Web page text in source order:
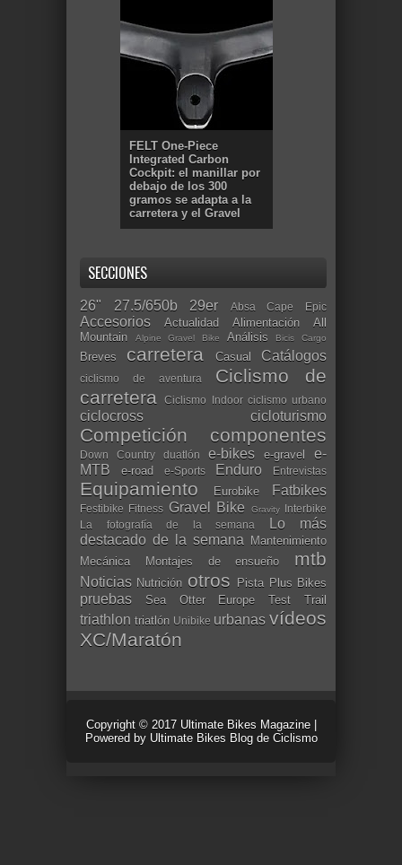
FELT One-Piece
Integrated Carbon
Cockpit: el manillar por
debajo de los 300
gramos se adapta a la
carretera y el Gravel
SECCIONES
26" 27.5/650b 29er Absa Cape Epic
Accesorios Actualidad Alimentación
All
Mountain
Alpine Gravel Bike Análisis Bicis Cargo
Breves carretera Casual Catálogos
ciclismo de aventura
Ciclismo de
carretera
Ciclismo Indoor ciclismo urbano
ciclocross cicloturismo
Competición componentes
Down Country duatlón e-bikes e-gravel
e-
MTB
e-road e-Sports Enduro Entrevistas
Equipamiento Eurobike Fatbikes
Festibike Fitness Gravel Bike Gravity
Interbike
La fotografía de la semana
Lo más
destacado de la semana
Mantenimiento
Mecánica
Montajes de ensueño mtb
Noticias Nutrición otros Pista Plus Bikes
pruebas Sea Otter Europe Test Trail
triathlon triatlón Unibike urbanas vídeos
XC/Maratón
Copyright © 2017 Ultimate Bikes Magazine|
Powered by Ultimate Bikes Blog de Ciclismo